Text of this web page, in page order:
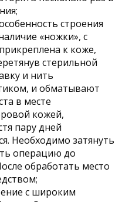
строения
«ножки», с
к коже,
стерильной
и нить
и обматывают
в месте
кожей,
пару дней
Необходимо затянуть
операцию до
обработать место
с широким